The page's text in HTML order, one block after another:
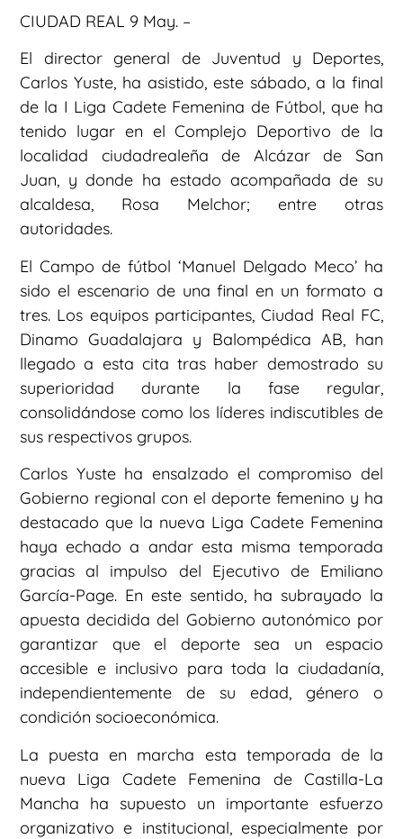
CIUDAD REAL 9 May. –
El director general de Juventud y Deportes,
Carlos Yuste, ha asistido, este sábado, a la final
de la I Liga Cadete Femenina de Fútbol, que ha
tenido lugar en el Complejo Deportivo de la
localidad ciudadrealeña de Alcázar de San
Juan, y donde ha estado acompañada de su
alcaldesa, Rosa Melchor; entre otras
autoridades.
El Campo de fútbol ‘Manuel Delgado Meco’ ha
sido el escenario de una final en un formato a
tres. Los equipos participantes, Ciudad Real FC,
Dinamo Guadalajara y Balompédica AB, han
llegado a esta cita tras haber demostrado su
superioridad durante la fase regular,
consolidándose como los líderes indiscutibles de
sus respectivos grupos.
Carlos Yuste ha ensalzado el compromiso del
Gobierno regional con el deporte femenino y ha
destacado que la nueva Liga Cadete Femenina
haya echado a andar esta misma temporada
gracias al impulso del Ejecutivo de Emiliano
García-Page. En este sentido, ha subrayado la
apuesta decidida del Gobierno autonómico por
garantizar que el deporte sea un espacio
accesible e inclusivo para toda la ciudadanía,
independientemente de su edad, género o
condición socioeconómica.
La puesta en marcha esta temporada de la
nueva Liga Cadete Femenina de Castilla-La
Mancha ha supuesto un importante esfuerzo
organizativo e institucional, especialmente por